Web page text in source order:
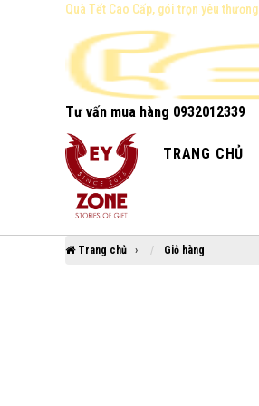
Quà Tết Cao Cấp, gói trọn yêu thương
Tư vấn mua hàng 0932012339
TRANG CHỦ
Trang chủ
› Giỏ hàng